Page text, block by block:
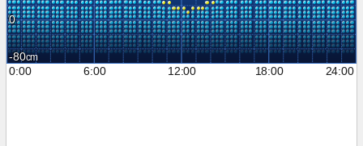
0
-80
0:00
6:00 12:00 18:00 24:00